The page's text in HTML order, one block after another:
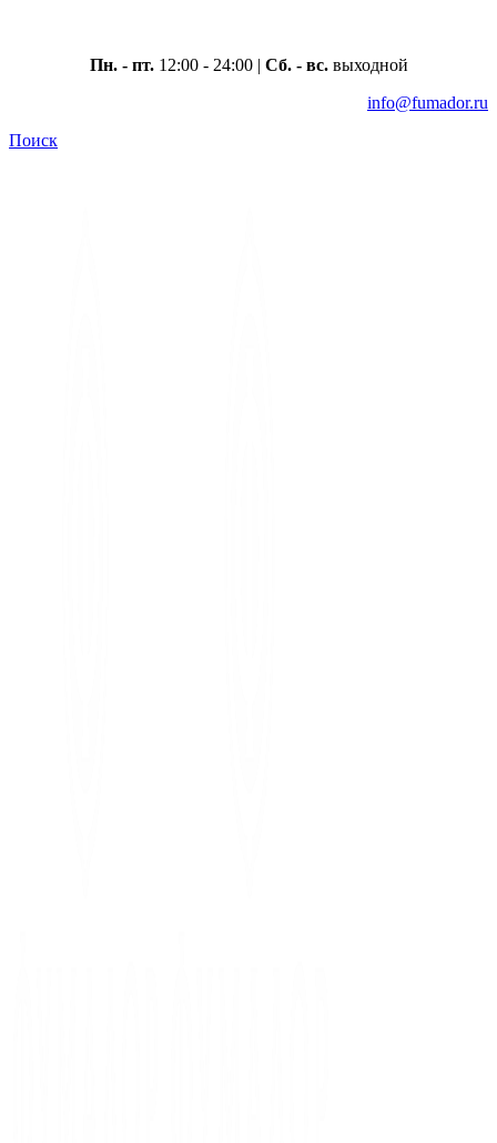
Пн. - пт.12:00 - 24:00 | Сб. - вс.выходной
info@fumador.ru
Поиск